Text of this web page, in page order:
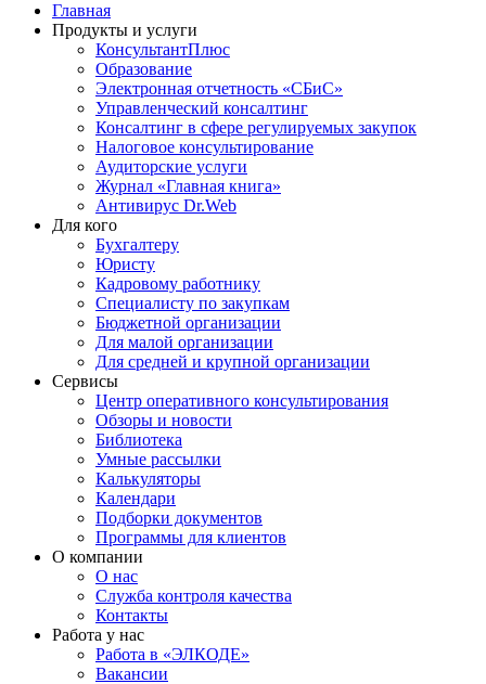
Главная
Продукты и услуги
КонсультантПлюс
Образование
Электронная отчетность «СБиС»
Управленческий консалтинг
Консалтинг в сфере регулируемых закупок
Налоговое консультирование
Аудиторские услуги
Журнал «Главная книга»
Антивирус Dr.Web
Для кого
Бухгалтеру
Юристу
Кадровому работнику
Специалисту по закупкам
Бюджетной организации
Для малой организации
Для средней и крупной организации
Сервисы
Центр оперативного консультирования
Обзоры и новости
Библиотека
Умные рассылки
Калькуляторы
Календари
Подборки документов
Программы для клиентов
О компании
О нас
Служба контроля качества
Контакты
Работа у нас
Работа в «ЭЛКОДЕ»
Вакансии